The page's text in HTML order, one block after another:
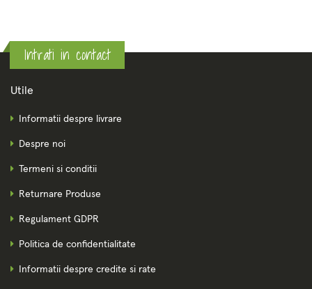
Intrati in contact
Utile
Informatii despre livrare
Despre noi
Termeni si conditii
Returnare Produse
Regulament GDPR
Politica de confidentialitate
Informatii despre credite si rate